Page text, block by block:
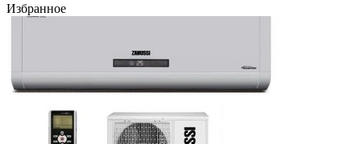
Избранное